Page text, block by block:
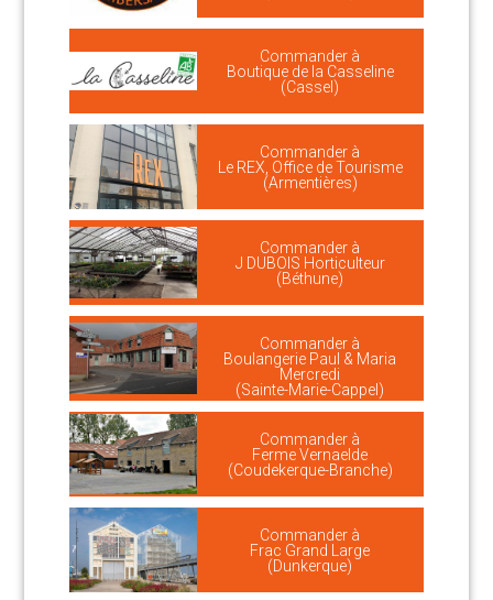
Commander à
Boutique de la Casseline
(Cassel)
Commander à
Le REX, Office de Tourisme
(Armentières)
Commander à
J DUBOIS Horticulteur
(Béthune)
Commander à
Boulangerie Paul & Maria
Mercredi
(Sainte-Marie-Cappel)
Commander à
Ferme Vernaelde
(Coudekerque-Branche)
Commander à
Frac Grand Large
(Dunkerque)